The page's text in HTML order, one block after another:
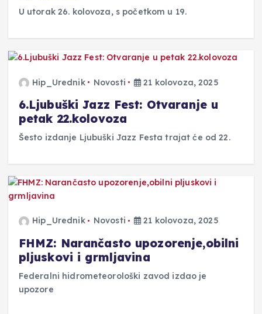
U utorak 26. kolovoza, s početkom u 19.
Hip_Urednik Novosti 21 kolovoza, 2025
6.Ljubuški Jazz Fest: Otvaranje u
petak 22.kolovoza
Šesto izdanje Ljubuški Jazz Festa trajat će od 22.
Hip_Urednik Novosti 21 kolovoza, 2025
FHMZ: Narančasto upozorenje,obilni
pljuskovi i grmljavina
Federalni hidrometeorološki zavod izdao je
upozore